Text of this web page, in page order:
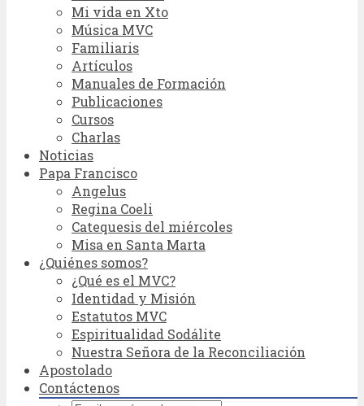
Mi vida en Xto
Música MVC
Familiaris
Artículos
Manuales de Formación
Publicaciones
Cursos
Charlas
Noticias
Papa Francisco
Angelus
Regina Coeli
Catequesis del miércoles
Misa en Santa Marta
¿Quiénes somos?
¿Qué es el MVC?
Identidad y Misión
Estatutos MVC
Espiritualidad Sodálite
Nuestra Señora de la Reconciliación
Apostolado
Contáctenos